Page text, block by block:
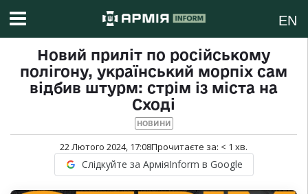
EN
Новий приліт по російському
полігону, український морпіх сам
відбив штурм: стрім із міста на
Сході
НОВИНИ
22 Лютого 2024, 17:08Прочитаєте за: < 1 хв.
Слідкуйте за АрміяInform в Google